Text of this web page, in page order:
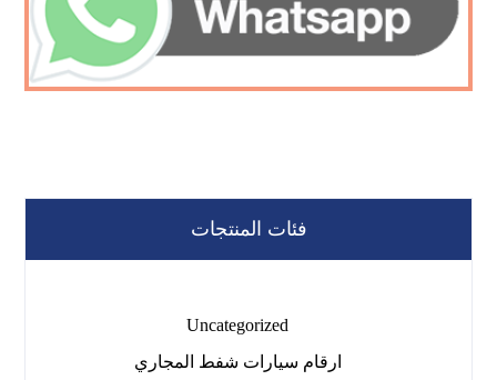
فئات المنتجات
Uncategorized
ارقام سيارات شفط المجاري